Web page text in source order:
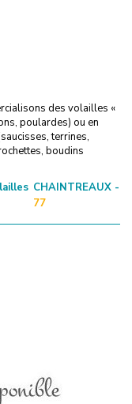
des volailles «
poulardes) ou en
terrines,
boudins
CHAINTREAUX -
77